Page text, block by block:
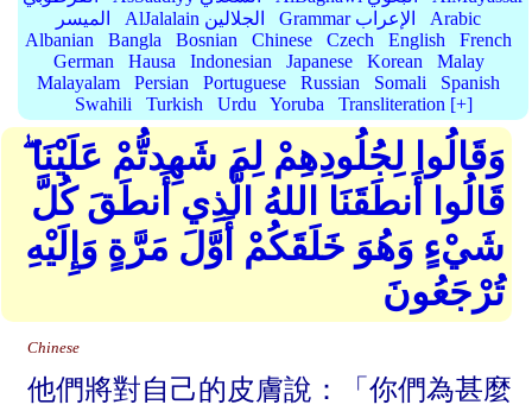
الميسر
AlJalalain الجلالين Grammar الإعراب
Arabic
Albanian
Bangla Bosnian Chinese Czech English
French
German
Hausa Indonesian Japanese Korean
Malay
Malayalam
Persian Portuguese Russian Somali
Spanish
Swahili
Turkish Urdu Yoruba Transliteration [+]
وَقَالُوا لِجُلُودِهِمْ لِمَ شَهِدتُّمْ عَلَيْنَا ۖ
قَالُوا أَنطَقَنَا اللهُ الَّذِي أَنطَقَ كُلَّ
شَيْءٍ وَهُوَ خَلَقَكُمْ أَوَّلَ مَرَّةٍ وَإِلَيْهِ
تُرْجَعُونَ
Chinese
他們將對自己的皮膚說：「你們為甚麼